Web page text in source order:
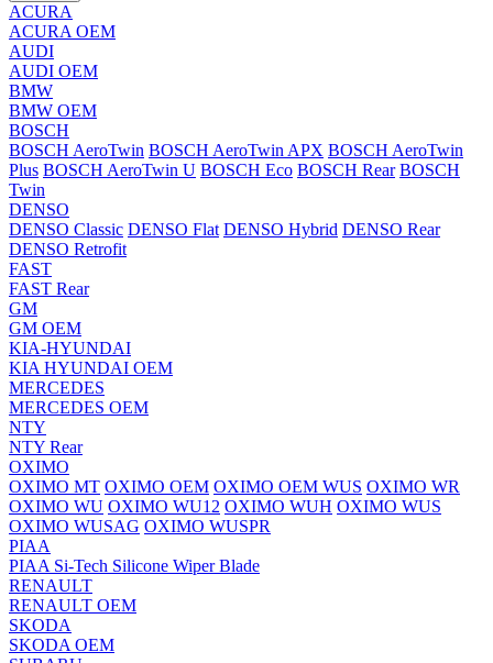
ACURA
ACURA OEM
AUDI
AUDI OEM
BMW
BMW OEM
BOSCH
BOSCH AeroTwin BOSCH AeroTwin APX BOSCH AeroTwin
Plus BOSCH AeroTwin U BOSCH Eco BOSCH Rear BOSCH
Twin
DENSO
DENSO Classic DENSO Flat DENSO Hybrid DENSO Rear
DENSO Retrofit
FAST
FAST Rear
GM
GM OEM
KIA-HYUNDAI
KIA HYUNDAI OEM
MERCEDES
MERCEDES OEM
NTY
NTY Rear
OXIMO
OXIMO MT OXIMO OEM OXIMO OEM WUS OXIMO WR
OXIMO WU OXIMO WU12 OXIMO WUH OXIMO WUS
OXIMO WUSAG OXIMO WUSPR
PIAA
PIAA Si-Tech Silicone Wiper Blade
RENAULT
RENAULT OEM
SKODA
SKODA OEM